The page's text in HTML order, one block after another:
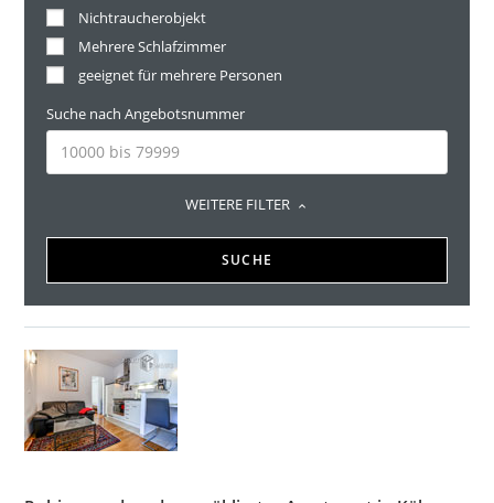
Nichtraucherobjekt
Mehrere Schlafzimmer
geeignet für mehrere Personen
Suche nach Angebotsnummer
WEITERE FILTER
SUCHE